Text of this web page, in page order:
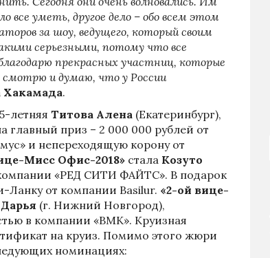
все уметь, другое дело – обо всем этом
за шоу, ведущего, который своим
серьезными, потому что все
прекрасных участниц, которые
смотрю и думаю, что у России
Хакамада.
летняя Титова Алена (Екатеринбург),
приз – 2 000 000 рублей от
и непереходящую корону от
Мисс Офис-2018» стала Козуто
«РЕД СИТИ ФАЙТС». В подарок
Ланку от компании Basilur. «2-ой вице-
(г. Нижний Новгород),
в компании «ВМК». Круизная
на круиз. Помимо этого жюри
номинациях: